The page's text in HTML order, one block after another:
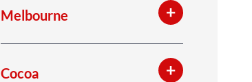
Melbourne
Cocoa